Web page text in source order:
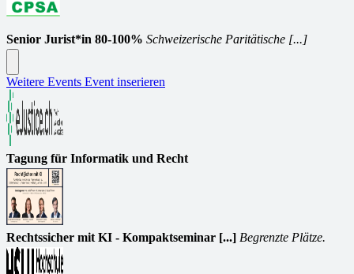
Senior Jurist*in 80-100% Schweizerische Paritätische [...]
Weitere Events Event inserieren
Tagung für Informatik und Recht
Rechtssicher mit KI - Kompaktseminar [...] Begrenzte Plätze.